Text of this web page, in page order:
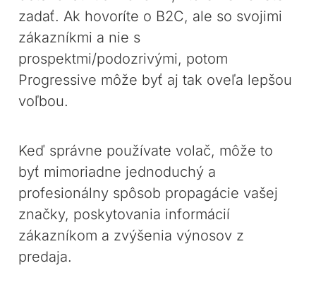
zadať. Ak hovoríte o B2C, ale so svojimi
zákazníkmi a nie s
prospektmi/podozrivými, potom
Progressive môže byť aj tak oveľa lepšou
voľbou.
Keď správne používate volač, môže to
byť mimoriadne jednoduchý a
profesionálny spôsob propagácie vašej
značky, poskytovania informácií
zákazníkom a zvýšenia výnosov z
predaja.